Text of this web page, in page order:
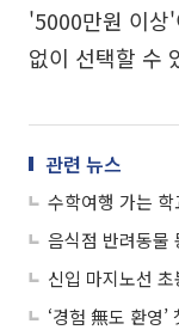
'5000만원 이상
없이 선택할 수
관련 뉴스
수학여행 가는
‘경험 無도 환영